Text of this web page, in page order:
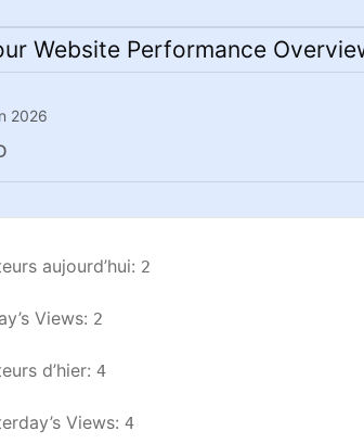
Website Performance
2026
aujourd’hui: 2
Views: 2
d’hier: 4
Views: 4